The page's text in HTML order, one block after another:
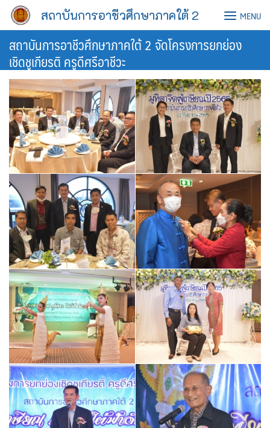
Skip
content
สถาบันการอาชีวศึกษาภาคใต้ 2 MENU
สถาบันการอาชีวศึกษาภาคใต้ 2 จัดโครงการยกย่อง
เชิดชูเกียรติ ครูดีศรีอาชีวะ